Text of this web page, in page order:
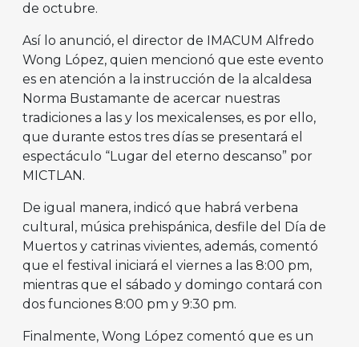
de octubre.
Así lo anunció, el director de IMACUM Alfredo
Wong López, quien mencionó que este evento
es en atención a la instrucción de la alcaldesa
Norma Bustamante de acercar nuestras
tradiciones a las y los mexicalenses, es por ello,
que durante estos tres días se presentará el
espectáculo “Lugar del eterno descanso” por
MICTLAN.
De igual manera, indicó que habrá verbena
cultural, música prehispánica, desfile del Día de
Muertos y catrinas vivientes, además, comentó
que el festival iniciará el viernes a las 8:00 pm,
mientras que el sábado y domingo contará con
dos funciones 8:00 pm y 9:30 pm.
Finalmente, Wong López comentó que es un